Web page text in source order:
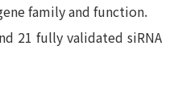
family and function.
21 fully validated siRNA